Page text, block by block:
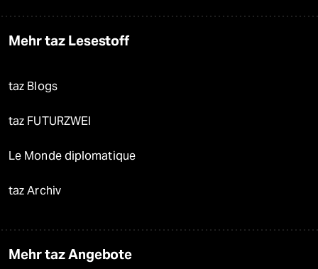
Mehr taz Lesestoff
taz Blogs
taz FUTURZWEI
Le Monde diplomatique
taz Archiv
Mehr taz Angebote